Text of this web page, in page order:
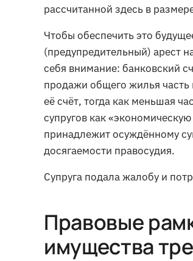
рассчитанной здесь в
Чтобы обеспечить это
(предупредительный) арест
себя внимание: банковский
продажи общего жилья часть
её счёт, тогда как меньшая
супругов как
принадлежит осуждённому
досягаемости правосудия.
Супруга подала жалобу и
Правовые
имущества